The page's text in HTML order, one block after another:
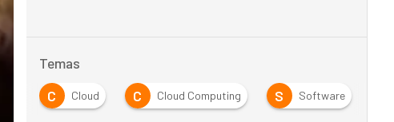
Temas
C Cloud C Cloud Computing S Software